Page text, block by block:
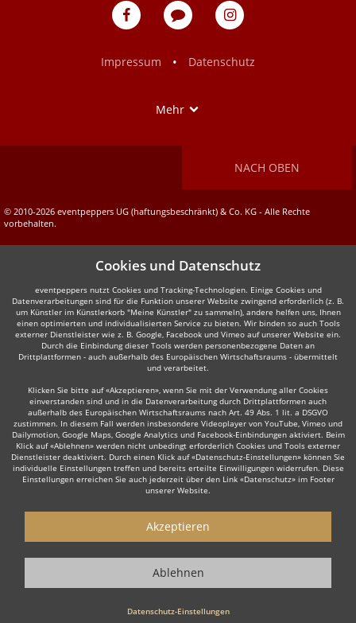
eventpeppers
Blog
eventpeppers
Impressum
• Datenschutz
Mehr
NACH OBEN
© 2010-2026 eventpeppers UG (haftungsbeschränkt) & Co. KG - Alle Rechte
vorbehalten.
Cookies und Datenschutz
eventpeppers nutzt Cookies und Tracking-Technologien. Einige Cookies und
Datenverarbeitungen sind für die Funktion unserer Website zwingend erforderlich (z. B.
um Künstler im Künstlerkorb "Meine Künstler" zu sammeln), andere helfen uns, Ihnen
einen optimierten und individualisierten Service zu bieten. Wir binden so auch Tools
externer Dienstleister wie z. B. Google, Facebook und Vimeo auf unserer Website ein.
Durch die Einbindung dieser Tools werden personenbezogene Daten an
Drittplattformen - auch außerhalb des Europäischen Wirtschaftsraums - übermittelt
und verarbeitet.
Klicken Sie bitte auf «Akzeptieren», wenn Sie mit der Verwendung aller Cookies
einverstanden sind und in die Datenverarbeitung durch Drittplattformen auch
außerhalb des Europäischen Wirtschaftsraums nach Art. 49 Abs. 1 lit. a DSGVO
zustimmen. In diesem Fall werden insbesondere Videoplayer von YouTube, Vimeo und
Dailymotion, Google Maps, Google Analytics und Facebook-Einbindungen aktiviert. Beim
Klick auf «Ablehnen» werden nicht unbedingt erforderlich Cookies und Tools externer
Dienstleister deaktiviert. Durch einen Klick auf «Datenschutz-Einstellungen» können Sie
individuelle Einstellungen treffen und bereits erteilte Einwilligungen widerrufen. Diese
Einstellungen erreichen Sie auch jederzeit über den Link «Datenschutz» im Footer
unserer Website.
Datenschutz-Einstellungen
Akzeptieren
Ablehnen